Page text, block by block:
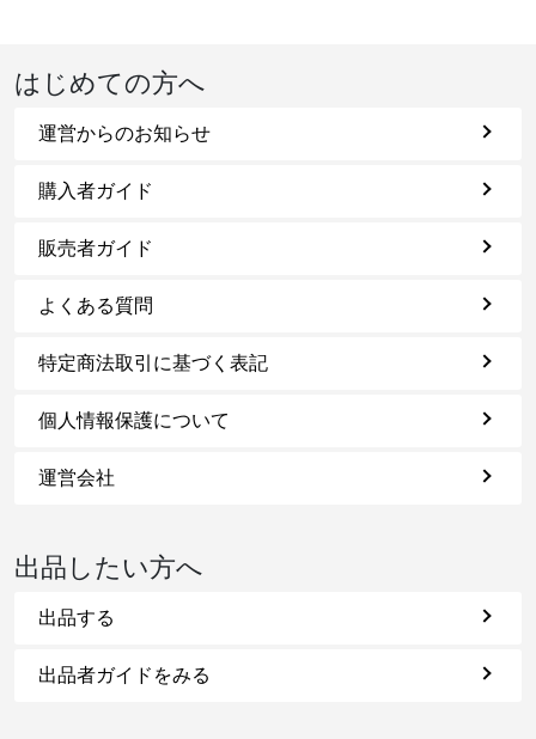
はじめての方へ
運営からのお知らせ
購入者ガイド
販売者ガイド
よくある質問
特定商法取引に基づく表記
個人情報保護について
運営会社
出品したい方へ
出品する
出品者ガイドをみる